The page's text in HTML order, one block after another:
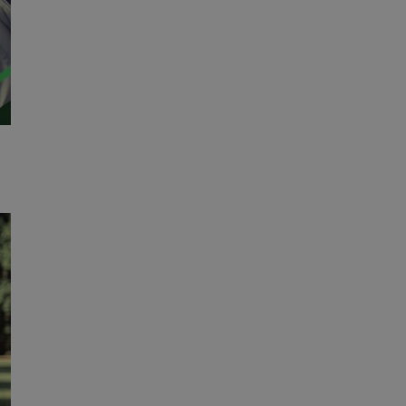
sesji.
sesji.
sesji.
przechowywania
do usług
czy użytkownik
identyfikatora
obsługuje
optymalizacji
usługę Cookie-
na pliki cookie.
Cookie-